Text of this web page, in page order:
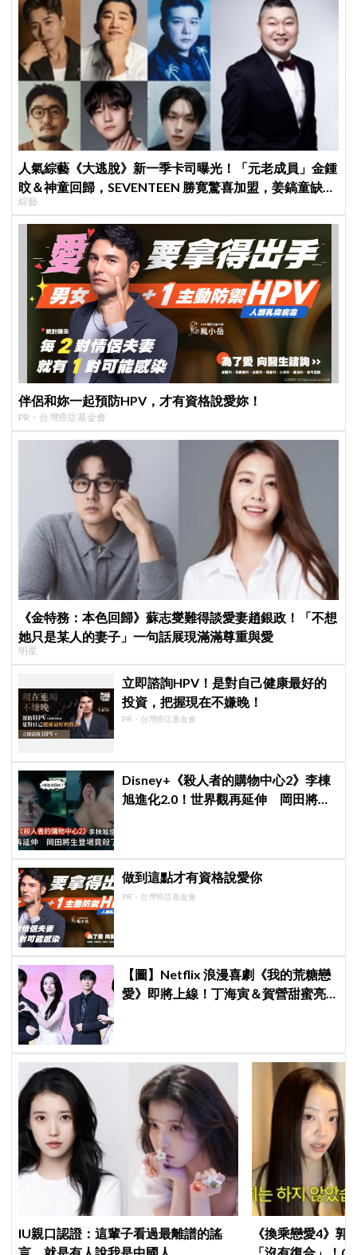
人氣綜藝《大逃脫》新一季卡司曝光！「元老成員」金鍾
旼＆神童回歸，SEVENTEEN 勝寛驚喜加盟，姜鎬童缺席
成最大焦點
綜藝
伴侶和妳一起預防HPV，才有資格說愛妳！
PR・台灣癌症基金會
《金特務：本色回歸》蘇志燮難得談愛妻趙銀政！「不想
她只是某人的妻子」一句話展現滿滿尊重與愛
明星
立即諮詢HPV！是對自己健康最好的
投資，把握現在不嫌晚！
PR・台灣癌症基金會
Disney+《殺人者的購物中心2》李棟
旭進化2.0！世界觀再延伸 岡田將生
做到這點才有資格說愛你
PR・台灣癌症基金會
【圖】Netflix 浪漫喜劇《我的荒糖戀
愛》即將上線！丁海寅＆賀營甜蜜亮
IU親口認證：這輩子看過最離譜的謠
《換乘戀愛4》郭